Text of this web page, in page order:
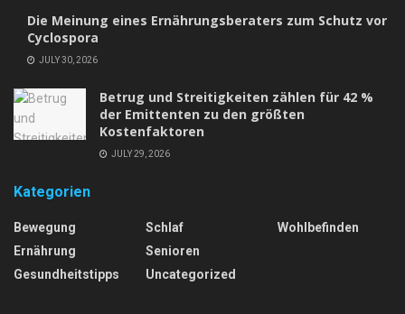
Die Meinung eines Ernährungsberaters zum Schutz vor
Cyclospora
JULY 30, 2026
Betrug und Streitigkeiten zählen für 42 %
der Emittenten zu den größten
Kostenfaktoren
JULY 29, 2026
Kategorien
Bewegung
Ernährung
Gesundheitstipps
Schlaf
Senioren
Uncategorized
Wohlbefinden